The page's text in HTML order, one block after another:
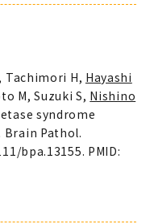
Tachimori H, Hayashi
M, Suzuki S, Nishino
syndrome
Brain Pathol.
bpa.13155. PMID: